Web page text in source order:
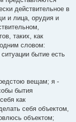
действительное в
и лица, орудия и
таких, как
словом:
бытие есть
вещам; я -
бытия
как
себя объектом,
объектом;